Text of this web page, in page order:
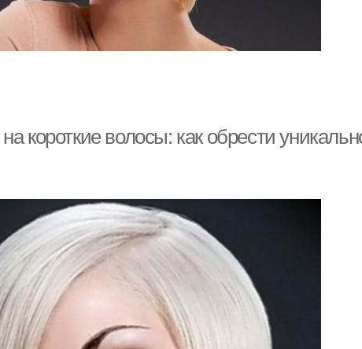
короткие волосы: как обрести